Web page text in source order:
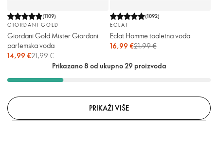
(1109)
GIORDANI GOLD
Giordani Gold Mister Giordani
parfemska voda
14,99 €21,99 €
(1092)
ECLAT
Eclat Homme toaletna voda
16,99 €21,99 €
Prikazano 8 od ukupno 29 proizvoda
PRIKAŽI VIŠE